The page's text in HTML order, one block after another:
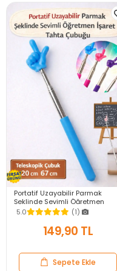
Portatif Uzayabilir Parmak
Şeklinde Sevimli Öğretmen
İşaret Tahta Çubuğu Teleskopik
Çubuk 20cm 67cm
5.0 (1)
149,90 TL
Sepete Ekle